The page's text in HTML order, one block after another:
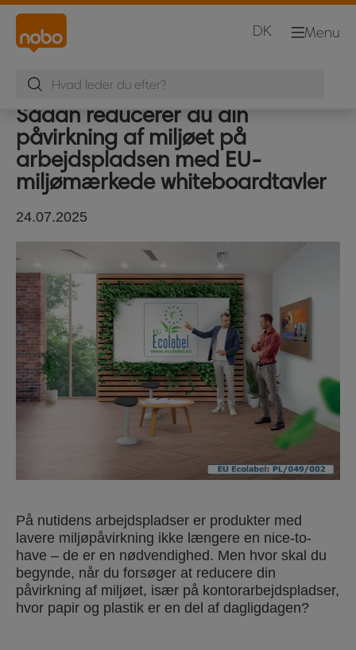
Menu
DK
Sådan reducerer du din
påvirkning af miljøet på
arbejdspladsen med EU-
miljømærkede whiteboardtavler
24.07.2025
På nutidens arbejdspladser er produkter med
lavere miljøpåvirkning ikke længere en nice-to-
have – de er en nødvendighed. Men hvor skal du
begynde, når du forsøger at reducere din
påvirkning af miljøet, især på kontorarbejdspladser,
hvor papir og plastik er en del af dagligdagen?